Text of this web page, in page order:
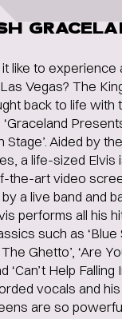
like to experience
Vegas? The
back to life with
Stage’. Aided by
a life-sized Elvis
the-art video
a live band and
performs all his
such as ‘Blue
The Ghetto’, ‘Are
‘Can’t Help Falling
vocals and
are so